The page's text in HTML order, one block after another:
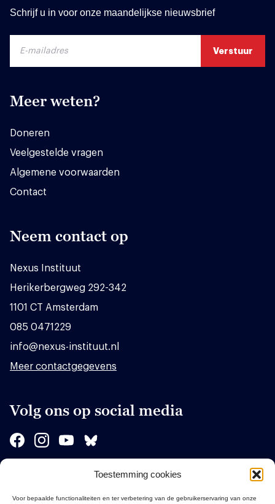
Toestemming cookies
Voor bepaalde functionaliteiten en ter verbetering van de gebruikerservaring van onze
Schrijf u in voor onze maandelijkse nieuwsbrief
Meer weten?
Doneren
Veelgestelde vragen
Algemene voorwaarden
Contact
Neem contact op
Nexus Instituut
Herikerbergweg 292-342
1101 CT Amsterdam
085 0471229
info@nexus-instituut.nl
Meer contactgegevens
Volg ons op social media